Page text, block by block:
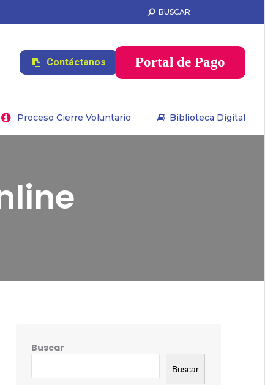
BUSCAR
Contáctanos Portal de Pago
Proceso Cierre Voluntario Biblioteca Digital
Buscar
Buscar
Proceso Cierre Voluntario Biblioteca Digital